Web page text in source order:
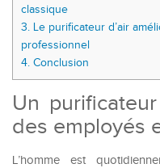
classique
3. Le purificateur d’air
professionnel
4. Conclusion
Un
des employés
L’homme est